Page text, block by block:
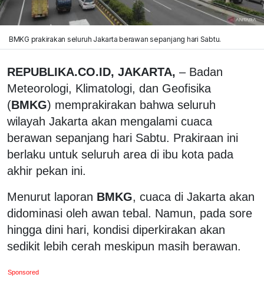
BMKG prakirakan seluruh Jakarta berawan sepanjang hari Sabtu.
REPUBLIKA.CO.ID, JAKARTA, – Badan
Meteorologi, Klimatologi, dan Geofisika
(BMKG) memprakirakan bahwa seluruh
wilayah Jakarta akan mengalami cuaca
berawan sepanjang hari Sabtu. Prakiraan ini
berlaku untuk seluruh area di ibu kota pada
akhir pekan ini.
Menurut laporan BMKG, cuaca di Jakarta akan
didominasi oleh awan tebal. Namun, pada sore
hingga dini hari, kondisi diperkirakan akan
sedikit lebih cerah meskipun masih berawan.
Sponsored